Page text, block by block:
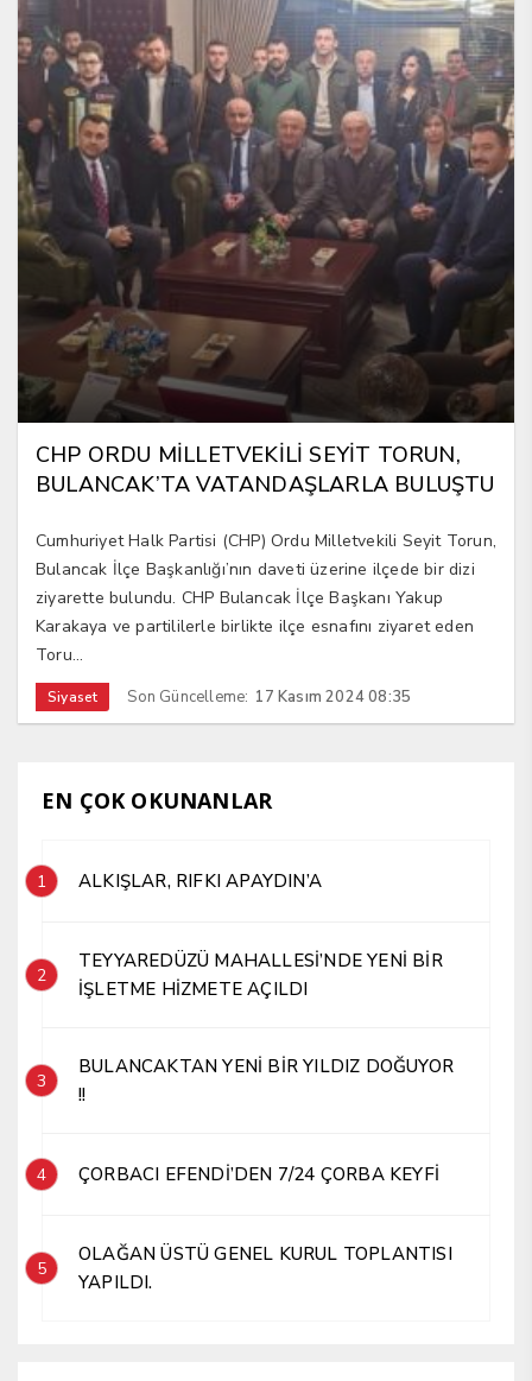
CHP ORDU MİLLETVEKİLİ SEYİT TORUN,
BULANCAK’TA VATANDAŞLARLA BULUŞTU
Cumhuriyet Halk Partisi (CHP) Ordu Milletvekili Seyit Torun,
Bulancak İlçe Başkanlığı’nın daveti üzerine ilçede bir dizi
ziyarette bulundu. CHP Bulancak İlçe Başkanı Yakup
Karakaya ve partililerle birlikte ilçe esnafını ziyaret eden
Toru...
Siyaset Son Güncelleme: 17 Kasım 2024 08:35
EN ÇOK OKUNANLAR
1 ALKIŞLAR, RIFKI APAYDIN’A
2
TEYYAREDÜZÜ MAHALLESİ’NDE YENİ BİR
İŞLETME HİZMETE AÇILDI
3
BULANCAKTAN YENİ BİR YILDIZ DOĞUYOR
!!
4 ÇORBACI EFENDİ’DEN 7/24 ÇORBA KEYFİ
5
OLAĞAN ÜSTÜ GENEL KURUL TOPLANTISI
YAPILDI.